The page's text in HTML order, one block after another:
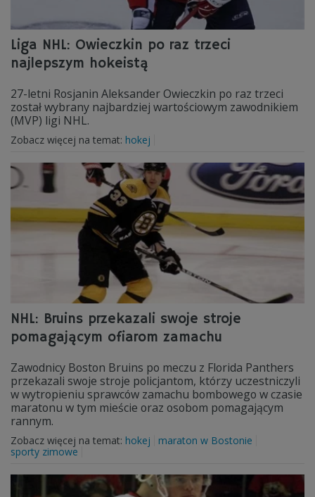
Liga NHL: Owieczkin po raz trzeci
najlepszym hokeistą
27-letni Rosjanin Aleksander Owieczkin po raz trzeci
został wybrany najbardziej wartościowym zawodnikiem
(MVP) ligi NHL.
Zobacz więcej na temat: hokej
NHL: Bruins przekazali swoje stroje
pomagającym ofiarom zamachu
Zawodnicy Boston Bruins po meczu z Florida Panthers
przekazali swoje stroje policjantom, którzy uczestniczyli
w wytropieniu sprawców zamachu bombowego w czasie
maratonu w tym mieście oraz osobom pomagającym
rannym.
Zobacz więcej na temat: hokej
maraton w Bostonie
sporty zimowe